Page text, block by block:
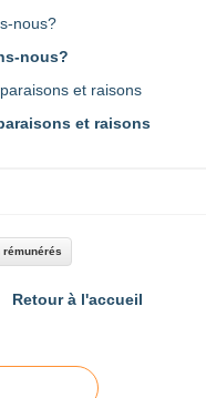
nous?
et raisons
Retour à l'accueil